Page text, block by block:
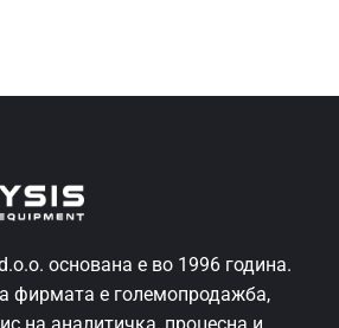
основана е во 1996 година.
фирмата е големопродажба,